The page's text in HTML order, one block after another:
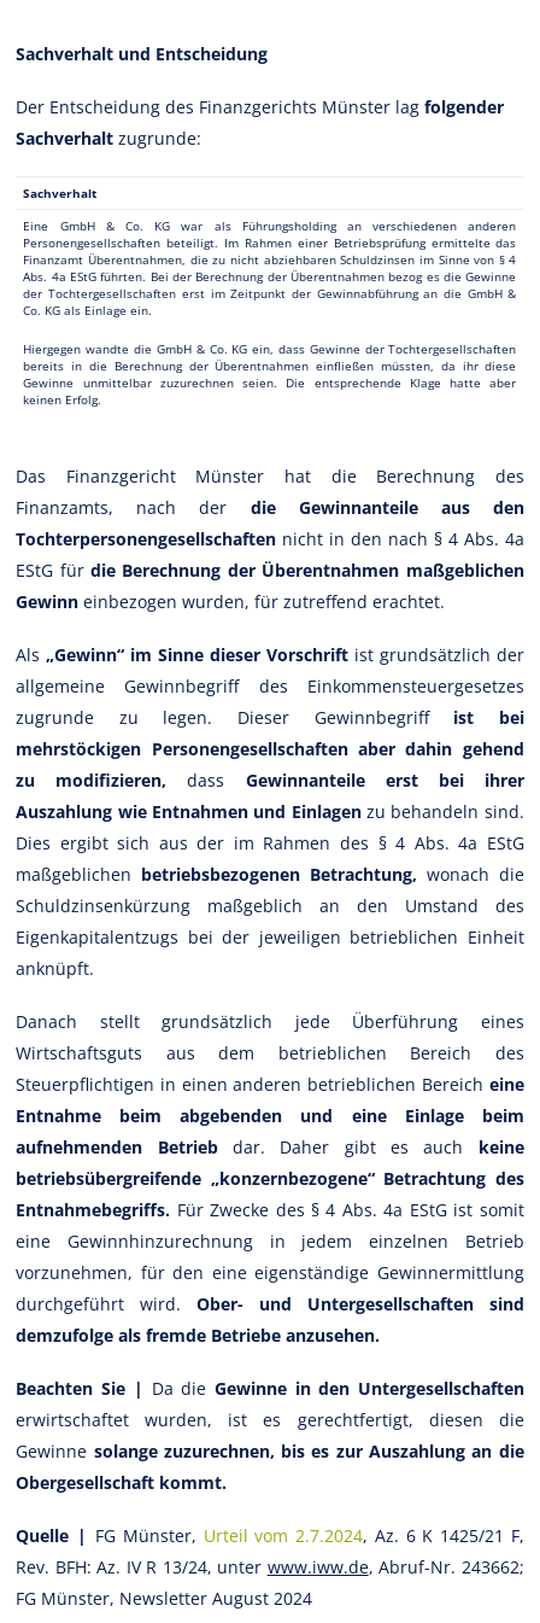
Sachverhalt und Entscheidung
Der Entscheidung des Finanzgerichts Münster lagfolgender
Sachverhalt zugrunde:
Sachverhalt
Eine GmbH & Co. KG war als Führungsholding an verschiedenen anderen
Personengesellschaften beteiligt. Im Rahmen einer Betriebsprüfung ermittelte das
Finanzamt Überentnahmen, die zu nicht abziehbaren Schuldzinsen im Sinne von § 4
Abs. 4a EStG führten. Bei der Berechnung der Überentnahmen bezog es die Gewinne
der Tochtergesellschaften erst im Zeitpunkt der Gewinnabführung an die GmbH &
Co. KG als Einlage ein.
Hiergegen wandte die GmbH & Co. KG ein, dass Gewinne der Tochtergesellschaften
bereits in die Berechnung der Überentnahmen einfließen müssten, da ihr diese
Gewinne unmittelbar zuzurechnen seien. Die entsprechende Klage hatte aber
keinen Erfolg.
Das Finanzgericht Münster hat die Berechnung des
Finanzamts, nach der die Gewinnanteile aus den
Tochterpersonengesellschaften nicht in den nach § 4 Abs. 4a
EStG fürdie Berechnung der Überentnahmen maßgeblichen
Gewinn einbezogen wurden, für zutreffend erachtet.
Als „Gewinn“ im Sinne dieser Vorschriftist grundsätzlich der
allgemeine Gewinnbegriff des Einkommensteuergesetzes
zugrunde zu legen. Dieser Gewinnbegriffist bei
mehrstöckigen Personengesellschaften aber dahin gehend
zu modifizieren, dass Gewinnanteile
erst bei ihrer
Auszahlung wie Entnahmen und Einlagenzu behandeln sind.
Dies ergibt sich aus der im Rahmen des § 4 Abs. 4a EStG
maßgeblichen betriebsbezogenen Betrachtung, wonach die
Schuldzinsenkürzung maßgeblich an den Umstand des
Eigenkapitalentzugs bei der jeweiligen betrieblichen Einheit
anknüpft.
Danach stellt grundsätzlich jede Überführung eines
Wirtschaftsguts aus dem betrieblichen Bereich des
Steuerpflichtigen in einen anderen betrieblichen Bereich eine
Entnahme beim abgebenden und eine Einlage beim
aufnehmenden Betriebdar. Daher gibt es auch keine
betriebsübergreifende „konzernbezogene“ Betrachtung des
Entnahmebegriffs. Für Zwecke des § 4 Abs. 4a EStG ist somit
eine Gewinnhinzurechnung in jedem einzelnen Betrieb
vorzunehmen, für den eine eigenständige Gewinnermittlung
durchgeführt wird.Ober- und Untergesellschaften sind
demzufolge als fremde Betriebe anzusehen.
Beachten Sie | Da dieGewinne in den Untergesellschaften
erwirtschaftet wurden, ist es gerechtfertigt, diesen die
Gewinne solange zuzurechnen, bis es zur Auszahlung an die
Obergesellschaft kommt.
Quelle | FG Münster, Urteil vom 2.7.2024, Az. 6 K 1425/21 F,
Rev. BFH: Az. IV R 13/24, unter www.iww.de, Abruf-Nr. 243662;
FG Münster, Newsletter August 2024